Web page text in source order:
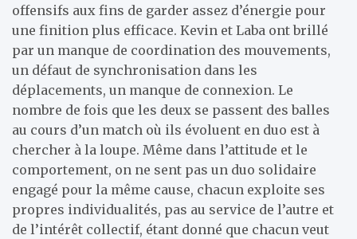
offensifs aux fins de garder assez d’énergie pour
une finition plus efficace. Kevin et Laba ont brillé
par un manque de coordination des mouvements,
un défaut de synchronisation dans les
déplacements, un manque de connexion. Le
nombre de fois que les deux se passent des balles
au cours d’un match où ils évoluent en duo est à
chercher à la loupe. Même dans l’attitude et le
comportement, on ne sent pas un duo solidaire
engagé pour la même cause, chacun exploite ses
propres individualités, pas au service de l’autre et
de l’intérêt collectif, étant donné que chacun veut